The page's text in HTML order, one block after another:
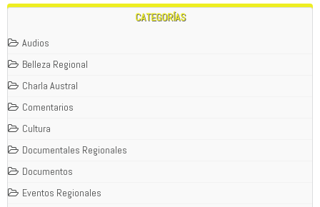
CATEGORÍAS
Audios
Belleza Regional
Charla Austral
Comentarios
Cultura
Documentales Regionales
Documentos
Eventos Regionales